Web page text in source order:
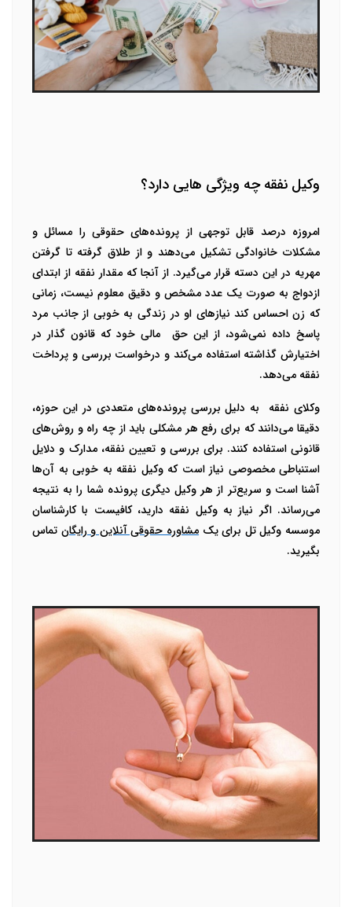
وکیل نفقه چه ویژگی هایی دارد؟
امروزه درصد قابل توجهی از پرونده‌های حقوقی را مسائل و
مشکلات خانوادگی تشکیل می‌دهند و از طلاق گرفته تا گرفتن
مهریه در این دسته قرار می‌گیرد. از آنجا که مقدار نفقه از ابتدای
ازدواج به صورت یک عدد مشخص و دقیق معلوم نیست، زمانی
که زن احساس کند نیازهای او در زندگی به خوبی از جانب مرد
پاسخ داده نمی‌شود، از این حق مالی خود که قانون گذار در
اختیارش گذاشته استفاده می‌کند و درخواست بررسی و پرداخت
نفقه می‌دهد.
وکلای نفقه به دلیل بررسی پرونده‌های متعددی در این حوزه،
دقیقا می‌دانند که برای رفع هر مشکلی باید از چه راه و روش‌های
قانونی استفاده کنند. برای بررسی و تعیین نفقه، مدارک و دلایل
استنباطی مخصوصی نیاز است که وکیل نفقه به خوبی به آن‌ها
آشنا است و سریع‌تر از هر وکیل دیگری پرونده شما را به نتیجه
می‌رساند. اگر نیاز به وکیل نفقه دارید، کافیست با کارشناسان
موسسه وکیل تل برای یک مشاوره حقوقی آنلاین و رایگان تماس
بگیرید.